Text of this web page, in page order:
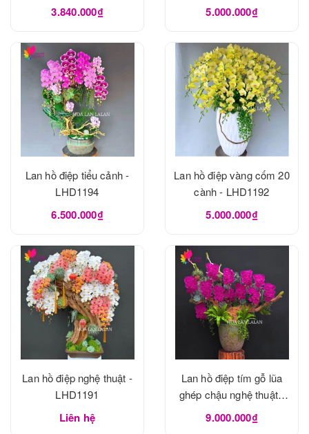
3.840.000₫ 5.000.000₫
Lan hồ điệp tiểu cảnh -
LHD1194
6.500.000₫
Lan hồ điệp vàng cốm 20
cành - LHD1192
5.000.000₫
Lan hồ điệp nghệ thuật -
LHD1191
Liên hệ
Lan hồ điệp tím gỗ lũa
ghép chậu nghệ thuật -
LHD1190
9.000.000₫